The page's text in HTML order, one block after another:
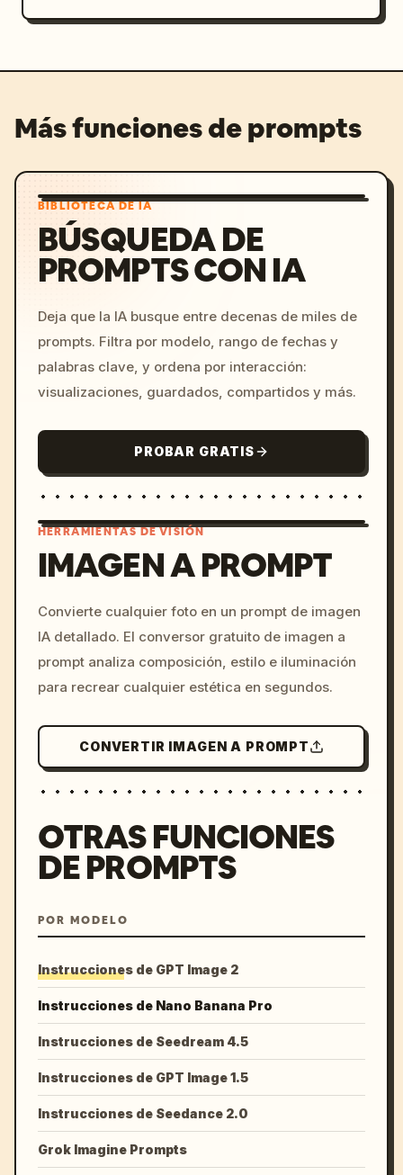
Más funciones de prompts
BIBLIOTECA DE IA
BÚSQUEDA DE
PROMPTS CON IA
Deja que la IA busque entre decenas de miles de
prompts. Filtra por modelo, rango de fechas y
palabras clave, y ordena por interacción:
visualizaciones, guardados, compartidos y más.
PROBAR GRATIS
c, cyberpunk sunset, neon
colors, 8k --v 6.0
HERRAMIENTAS DE VISIÓN
IMAGEN A PROMPT
Convierte cualquier foto en un prompt de imagen
IA detallado. El conversor gratuito de imagen a
prompt analiza composición, estilo e iluminación
para recrear cualquier estética en segundos.
CONVERTIR IMAGEN A PROMPT
OTRAS FUNCIONES
DE PROMPTS
POR MODELO
Instrucciones de GPT Image 2
Instrucciones de Nano Banana Pro
Instrucciones de Seedream 4.5
Instrucciones de GPT Image 1.5
Instrucciones de Seedance 2.0
Grok Imagine Prompts